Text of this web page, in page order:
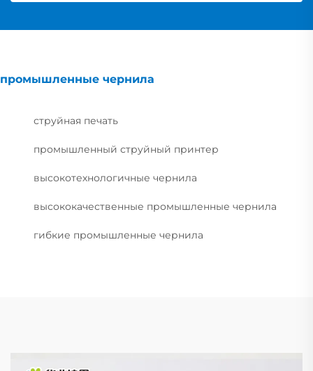
промышленные чернила
струйная печать
промышленный струйный принтер
высокотехнологичные чернила
высококачественные промышленные чернила
гибкие промышленные чернила